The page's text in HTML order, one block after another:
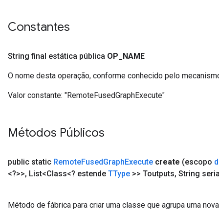
Constantes
String final estática pública OP NAME
O nome desta operação, conforme conhecido pelo
Valor constante: "RemoteFusedGraphExecute"
Métodos Públicos
public static RemoteFusedGraphExecute create (escopo
<?>>, List<Class<? estende TType >> Toutputs, String
Método de fábrica para criar uma classe que agrupa uma